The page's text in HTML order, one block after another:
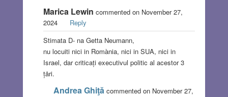
Marica Lewin commented on November 27,
2024
Reply
Stimata D- na Getta Neumann,
nu locuiti nici in Romània, nici in SUA, nici in
Israel, dar criticați executivul politic al acestor 3
țåri.
Andrea Ghiţă commented on November 27,